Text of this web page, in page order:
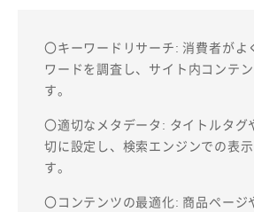
〇キーワードリサーチ: 消費者がよ
ワードを調査し、サイト内コンテ
す。
〇適切なメタデータ: タイトルタグ
切に設定し、検索エンジンでの表
す。
〇コンテンツの最適化: 商品ページ